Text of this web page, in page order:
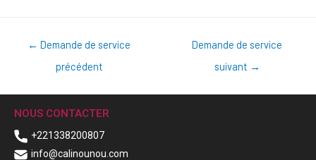
← Demande de service
précédent
Demande de service
suivant →
NOUS CONTACTER
+221338200807
info@calinounou.com